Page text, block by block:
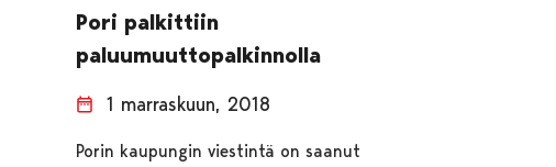
Pori palkittiin
paluumuuttopalkinnolla
1 marraskuun, 2018
Porin kaupungin viestintä on saanut